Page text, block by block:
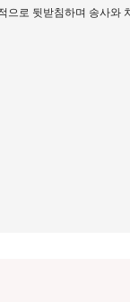
로 뒷받침하며 송사와